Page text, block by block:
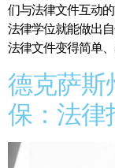
们与法律文件互动
法律学位就能做出
法律文件变得简单
德克萨斯
保：法律